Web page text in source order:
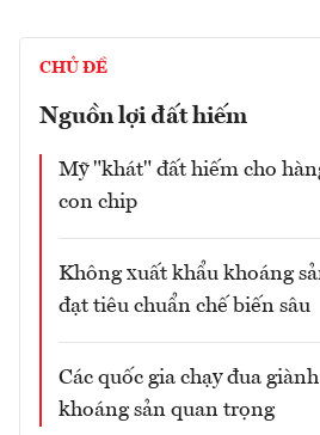
CHỦ ĐỀ
Nguồn lợi đất hiếm
Mỹ "khát" đất hiếm cho
con chip
Không xuất khẩu khoáng
đạt tiêu chuẩn chế biến sâu
Các quốc gia chạy đua
khoáng sản quan trọng